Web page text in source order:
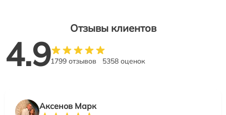
Отзывы клиентов
4.91799 отзывов 5358 оценок
Аксенов Марк